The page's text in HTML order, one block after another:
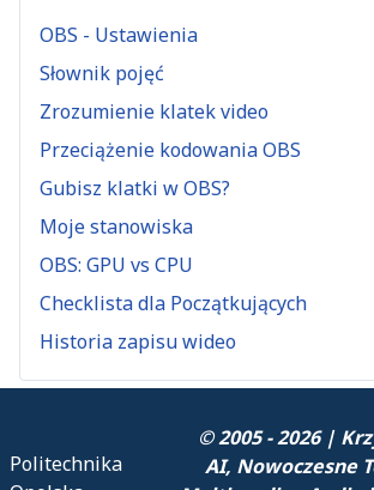
OBS - Ustawienia
Słownik pojęć
Zrozumienie klatek video
Przeciążenie kodowania OBS
Gubisz klatki w OBS?
Moje stanowiska
OBS: GPU vs CPU
Checklista dla Początkujących
Historia zapisu wideo
Politechnika
© 2005 - 2026 |
AI, Nowoczesne